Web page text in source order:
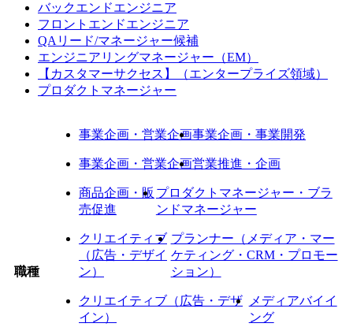
バックエンドエンジニア
フロントエンドエンジニア
QAリード/マネージャー候補
エンジニアリングマネージャー（EM）
【カスタマーサクセス】（エンタープライズ領域）
プロダクトマネージャー
職種
事業企画・営業企画事業企画・事業開発
事業企画・営業企画営業推進・企画
商品企画・販
売促進
プロダクトマネージャー・ブラ
ンドマネージャー
クリエイティブ
（広告・デザイ
ン）
プランナー（メディア・マー
ケティング・CRM・プロモー
ション）
クリエイティブ（広告・デザ
イン）
メディアバイイ
ング